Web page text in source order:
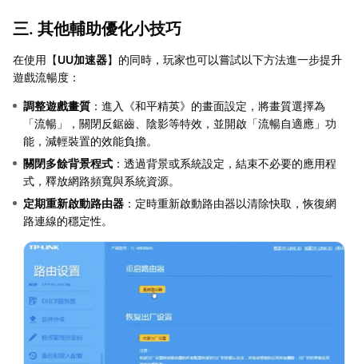
三. 其他輔助優化小技巧
在使用【UU加速器】的同時，玩家也可以嘗試以下方法進一步提升
遊戲流暢度：
調整遊戲畫質 ：進入《和平精英》的畫面設定，將畫質選擇為
「流暢」，關閉反鋸齒、陰影等特效，並開啟「流暢自適應」功
能，減輕裝置的效能負擔。
關閉多餘背景程式 ：透過背景或系統設定，結束不必要的應用程
式，釋放網路頻寬與系統資源。
定期重新啟動路由器 ：定時重新啟動路由器以清除快取，恢復網
路連線的穩定性。